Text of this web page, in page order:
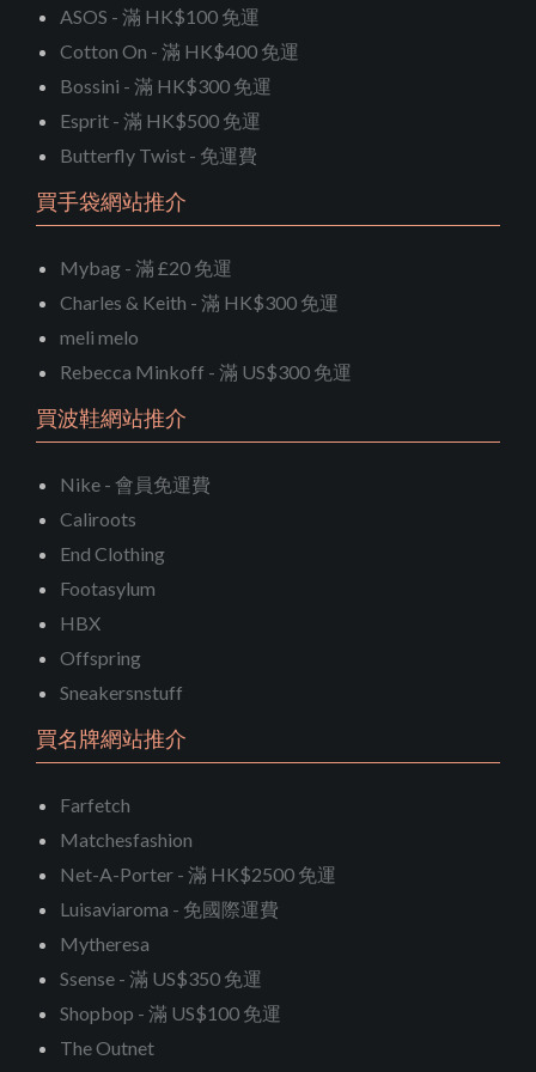
ASOS - 滿 HK$100 免運
Cotton On - 滿 HK$400 免運
Bossini - 滿 HK$300 免運
Esprit - 滿 HK$500 免運
Butterfly Twist - 免運費
買手袋網站推介
Mybag - 滿 £20 免運
Charles & Keith - 滿 HK$300 免運
meli melo
Rebecca Minkoff - 滿 US$300 免運
買波鞋網站推介
Nike - 會員免運費
Caliroots
End Clothing
Footasylum
HBX
Offspring
Sneakersnstuff
買名牌網站推介
Farfetch
Matchesfashion
Net-A-Porter - 滿 HK$2500 免運
Luisaviaroma - 免國際運費
Mytheresa
Ssense - 滿 US$350 免運
Shopbop - 滿 US$100 免運
The Outnet